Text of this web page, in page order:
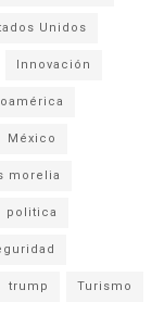
Unidos
Innovación
México
morelia
politica
trump Turismo